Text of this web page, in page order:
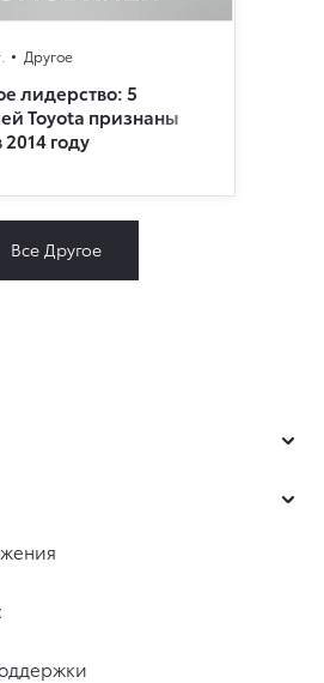
Другое
лидерство: 5
Toyota признаны
году
Все Другое